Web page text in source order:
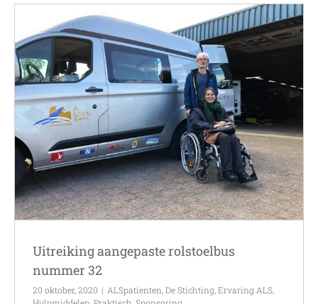
Uitreiking aangepaste rolstoelbus
nummer 32
20 oktober, 2020 | ALSpatienten,De Stichting,Ervaring ALS,